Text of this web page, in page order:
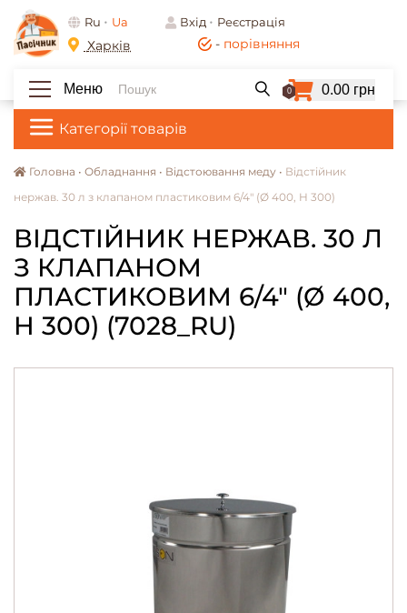
- порівняння
Ru Ua Вхід Реєстрація
Харків
Категорії товарів
Меню 0 0.00 грн
Головна • Обладнання • Відстоювання меду • Відстійник
нержав. 30 л з клапаном пластиковим 6/4" (Ø 400, H 300)
ВІДСТІЙНИК НЕРЖАВ. 30 Л
З КЛАПАНОМ
ПЛАСТИКОВИМ 6/4" (Ø 400,
H 300) (7028_RU)